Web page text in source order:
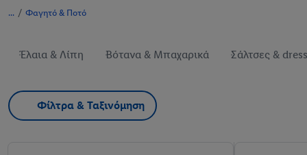
/ Φαγητό & Ποτό
Έλαια & Λίπη Βότανα & Μπαχαρικά Σάλτσες &
Φίλτρα & Ταξινόμηση